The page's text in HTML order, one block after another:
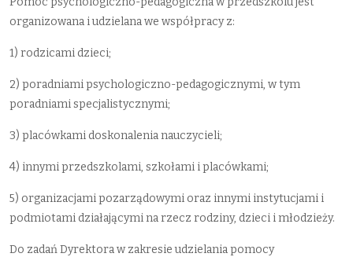
organizowana i udzielana we współpracy z:
1) rodzicami dzieci;
2) poradniami psychologiczno-pedagogicznymi, w tym
poradniami specjalistycznymi;
3) placówkami doskonalenia nauczycieli;
4) innymi przedszkolami, szkołami i placówkami;
5) organizacjami pozarządowymi oraz innymi instytucjami i
podmiotami działającymi na rzecz rodziny, dzieci i młodzieży.
Do zadań Dyrektora w zakresie udzielania pomocy